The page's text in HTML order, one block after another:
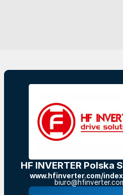
HF INVERTER Polska
www.hfinverter.com/